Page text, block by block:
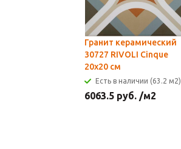
Гранит керамический
30727 RIVOLI Cinque
20x20 см
Есть в наличии (63.2 м2)
6063.5 руб. /м2